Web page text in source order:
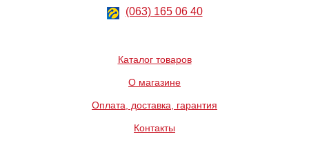
на соски Shock
2117 грн 4410
(063) 165 06 40
Каталог товаров
О магазине
Оплата, доставка, гарантия
Контакты